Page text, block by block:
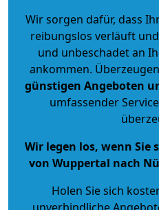
Wir sorgen dafür, dass
reibungslos verläuft
und unbeschadet an
ankommen.
günstigen Angeboten
umfassender
Wir legen los, wenn Sie
von Wuppertal nach
Holen Sie sich
unverbindliche